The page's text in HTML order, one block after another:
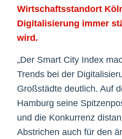
Wirtschaftsstandort
Digitalisierung immer
wird.
„Der Smart City Index
Trends bei der
Großstädte deutlich. Auf
Hamburg seine
und die Konkurrenz
Abstrichen auch für den